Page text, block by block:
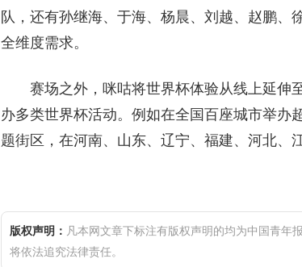
队，还有孙继海、于海、杨晨、刘越、赵鹏、
全维度需求。
赛场之外，咪咕将世界杯体验从线上延伸
办多类世界杯活动。例如在全国百座城市举办
题街区，在河南、山东、辽宁、福建、河北、
版权声明： 凡本网文章下标注有版权声明的均为中国青年
将依法追究法律责任。